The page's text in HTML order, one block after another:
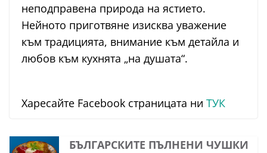
неподправена природа на ястието.
Нейното приготвяне изисква уважение
към традицията, внимание към детайла и
любов към кухнята „на душата“.
Харесайте Facebook страницата ни ТУК
БЪЛГАРСКИТЕ ПЪЛНЕНИ ЧУШКИ